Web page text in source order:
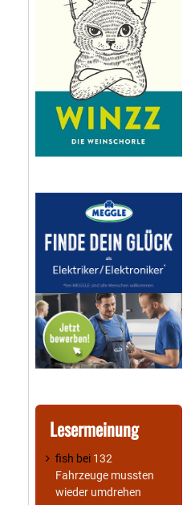
Lesermeinung
fish bei 132
Fahrzeuge mussten
wieder umdrehen